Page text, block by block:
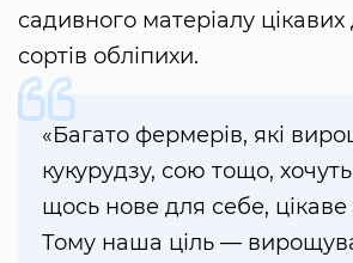
садивного матеріалу цікавих
сортів обліпихи.
«Багато фермерів, які
кукурудзу, сою тощо,
щось нове для себе, цікаве
Тому наша ціль —